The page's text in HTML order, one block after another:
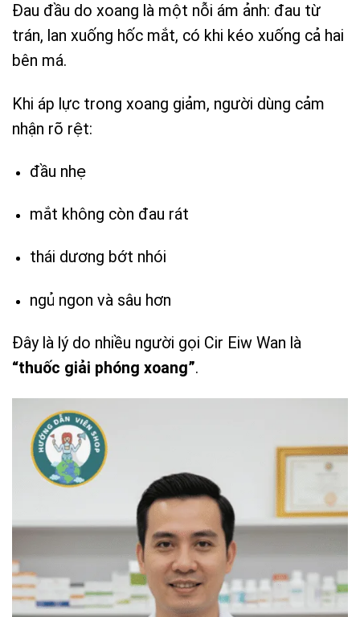
Đau đầu do xoang là một nỗi ám ảnh: đau từ
trán, lan xuống hốc mắt, có khi kéo xuống cả hai
bên má.
Khi áp lực trong xoang giảm, người dùng cảm
nhận rõ rệt:
đầu nhẹ
mắt không còn đau rát
thái dương bớt nhói
ngủ ngon và sâu hơn
Đây là lý do nhiều người gọi Cir Eiw Wan là
“thuốc giải phóng xoang”.